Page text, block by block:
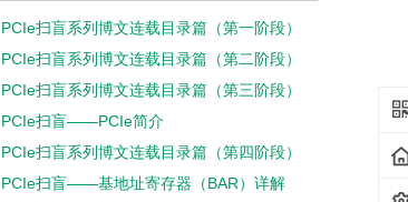
PCIe扫盲系列博文连载目录篇（第一阶段）
PCIe扫盲系列博文连载目录篇（第二阶段）
PCIe扫盲系列博文连载目录篇（第三阶段）
PCIe扫盲——PCIe简介
PCIe扫盲系列博文连载目录篇（第四阶段）
PCIe扫盲——基地址寄存器（BAR）详解